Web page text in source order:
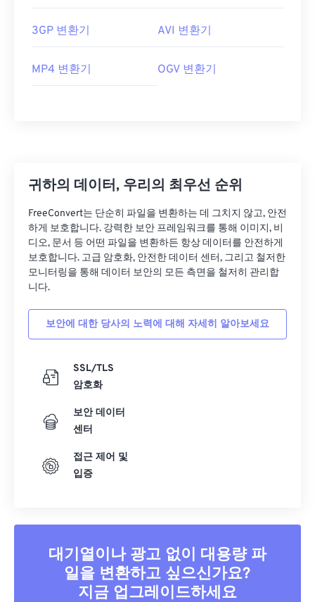
3GP 변환기 AVI 변환기
MP4 변환기 OGV 변환기
귀하의 데이터, 우리의 최우선 순위
FreeConvert는 단순히 파일을 변환하는 데 그치지 않고, 안전
하게 보호합니다. 강력한 보안 프레임워크를 통해 이미지, 비
디오, 문서 등 어떤 파일을 변환하든 항상 데이터를 안전하게
보호합니다. 고급 암호화, 안전한 데이터 센터, 그리고 철저한
모니터링을 통해 데이터 보안의 모든 측면을 철저히 관리합
니다.
보안에 대한 당사의 노력에 대해 자세히 알아보세요
SSL/TLS
암호화
보안 데이터
센터
접근 제어 및
입증
대기열이나 광고 없이 대용량 파
일을 변환하고 싶으신가요?
지금 업그레이드하세요